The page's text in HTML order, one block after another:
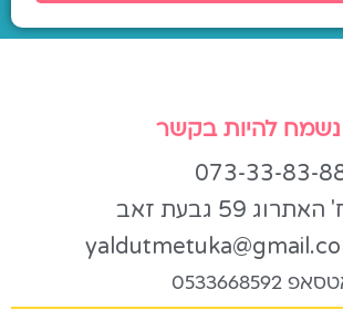
נשמח להיות בקשר
073-33-83-
59 גבעת זאב
0533668592